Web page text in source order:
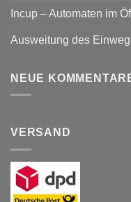
Incup – Automaten im
Ausweitung des
NEUE
VERSAND